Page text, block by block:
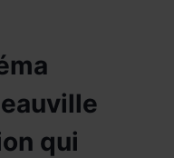
qui